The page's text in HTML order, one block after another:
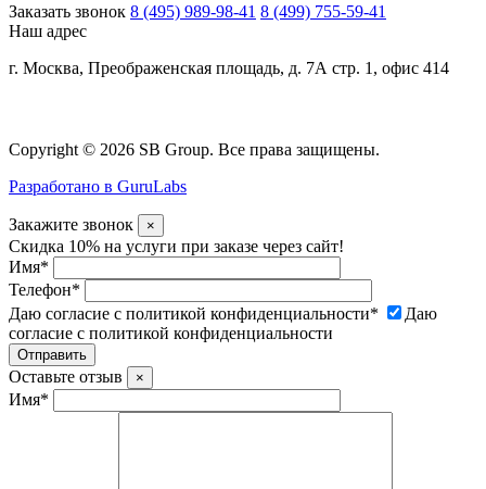
Заказать звонок 8 (495) 989-98-41 8 (499) 755-59-41
Наш адрес
г. Москва, Преображенская площадь, д. 7А стр. 1, офис 414
Copyright © 2026 SB Group. Все права защищены.
Разработано в GuruLabs
Закажите звонок ×
Скидка 10% на услуги при заказе через сайт!
Имя*
Телефон*
Даю согласие с политикой конфиденциальности*
Даю
согласие с политикой конфиденциальности
Оставьте отзыв ×
Имя*